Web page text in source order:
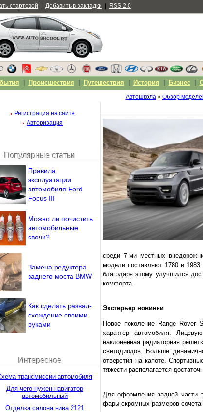
Автошкола» Обзор
среди 7-ми местных
модели составляют 1780 и
благодаря этому улучшился
комфорта.
Экстерьер новинки
Новое поколение Range Rover
характер автомобиля.
наклоненная радиаторная
светодиодов. Больше
отверстия на капоте.
тяжести располагается
Для оформления задней части
фары скромных размеров
Регистрация на сайте
Авторизация
Напомнить пароль?
Популярные статьи
Правила
эксплуатации
автомобиля Ford
Focus III
Можно ли почистить
автомобильные
свечи?
Замена редуктора
заднего моста BMW
Как сделать развал-
схождение своими
руками
Интересное
трансмиссии автомобиля
Для чего нужен навигатор
автомобильный
Отделка салона нива 2121
стартовой Добавить в закладки RSS 2.0
Происшествия Путешествия История Бизнес|